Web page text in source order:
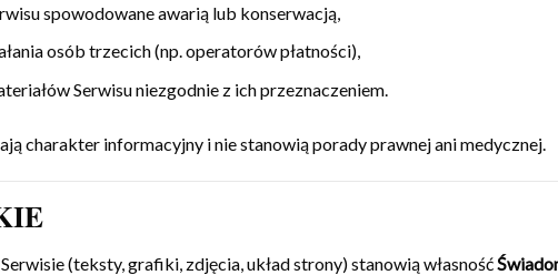
spowodowane awarią lub konserwacją,
osób trzecich (np. operatorów płatności),
Serwisu niezgodnie z ich przeznaczeniem.
charakter informacyjny i nie stanowią porady prawnej ani medycznej.
(teksty, grafiki, zdjęcia, układ strony) stanowią własność